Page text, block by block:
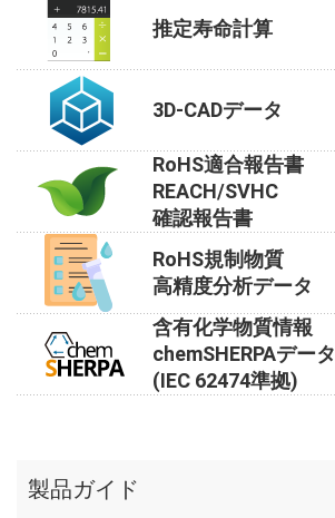
推定寿命計算
3D-CADデータ
RoHS適合報告書
REACH/SVHC
確認報告書
RoHS規制物質
高精度分析データ
含有化学物質情報
chemSHERPAデータ
(IEC 62474準拠)
製品ガイド